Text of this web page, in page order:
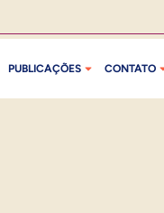
PUBLICAÇÕES CONTATO